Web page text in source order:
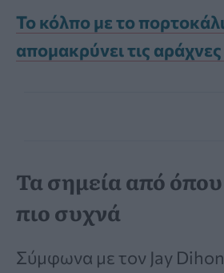
Το κόλπο με το
απομακρύνει τις
Τα σημεία από
πιο συχνά
Σύμφωνα με τον Jay